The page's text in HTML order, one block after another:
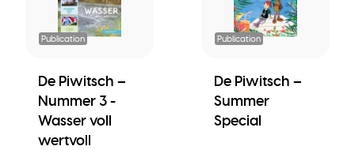
Publication
De Piwitsch –
Nummer 3 -
Wasser voll
wertvoll
Publication
De Piwitsch –
Summer
Special